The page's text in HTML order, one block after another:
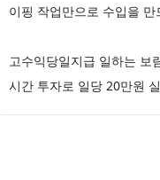
이핑 작업만으로 수입을
고수익당일지급 일하는 보
시간 투자로 일당 20만원